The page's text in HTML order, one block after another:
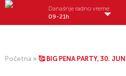
Današnje radno vreme:
09-21h
Početna » 🥰 BIG PENA PARTY, 30.